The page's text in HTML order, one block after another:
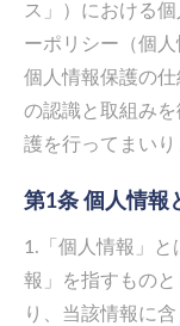
ス」）における
ーポリシー（個人
個人情報保護の
の認識と取組み
護を行ってまいり
第1条 個人情報
1.「個人情報」と
報」を指すもの
り、当該情報に